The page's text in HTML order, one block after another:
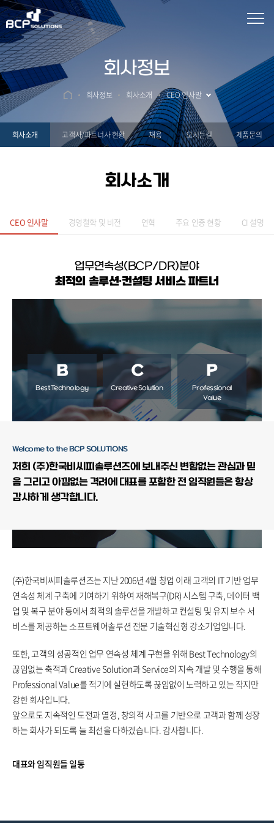
회사정보
회사정보 회사소개 CEO 인사말
회사소개 고객사/파트너사 현황 채용 오시는길 제품문의
회사소개
CEO 인사말 경영철학 및 비전 연혁 주요 인증 현황 CI 설명
업무연속성(BCP/DR)분야
최적의 솔루션·컨설팅 서비스 파트너
B
Best Technology
C
Creative Solution
P
Professional
Value
Welcome to the BCP SOLUTIONS
저희 (주)한국비씨피솔루션즈에 보내주신 변함없는 관심과 믿
음 그리고 아낌없는 격려에
대표를 포함한 전 임직원들은 항상
감사하게 생각합니다.
(주)한국비씨피솔루션즈는 지난 2006년 4월 창업 이래 고객의 IT 기반 업무
연속성 체계 구축에 기여하기 위하여 재해복구(DR) 시스템 구축, 데이터 백
업 및 복구 분야 등에서 최적의 솔루션을 개발하고 컨설팅 및 유지 보수 서
비스를 제공하는 소프트웨어솔루션 전문 기술혁신형 강소기업입니다.
또한, 고객의 성공적인 업무 연속성 체계 구현을 위해 Best Technology의
끊임없는 축적과 Creative Solution과 Service의 지속 개발 및 수행을 통해
Professional Value를 적기에 실현하도록 끊임없이 노력하고 있는 작지만
강한 회사입니다.
앞으로도 지속적인 도전과 열정, 창의적 사고를 기반으로 고객과 함께 성장
하는 회사가 되도록 늘 최선을 다하겠습니다. 감사합니다.
대표와 임직원들 일동